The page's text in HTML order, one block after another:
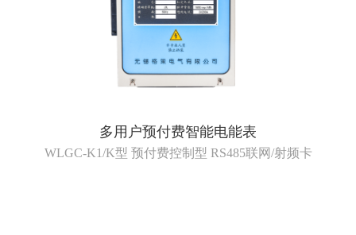
多用户预付费智能电能表
WLGC-K1/K型 预付费控制型 RS485联网/射频卡